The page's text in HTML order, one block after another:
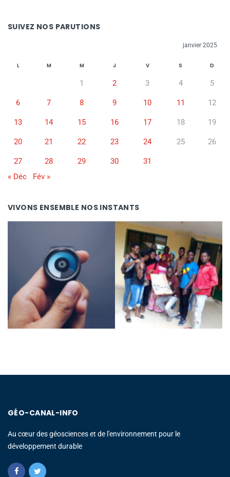
SUIVEZ NOS PARUTIONS
janvier 2025
L M M J V S D
1 2 3 4 5
6 7 8 9 10 11 12
13 14 15 16 17 18 19
20 21 22 23 24 25 26
27 28 29 30
31
« Déc
Fév »
VIVONS ENSEMBLE NOS INSTANTS
GÉO-CANAL-INFO
Au cœur des géosciences et de l'environnement pour le
développement durable